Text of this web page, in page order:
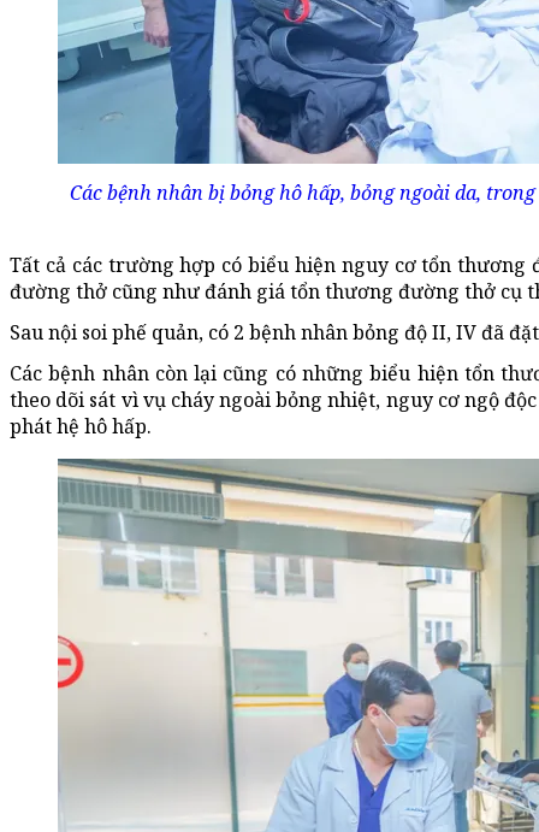
Các bệnh nhân bị bỏng hô hấp, bỏng ngoài da,
Tất cả các trường hợp có biểu hiện nguy cơ tổn thương
đường thở cũng như đánh giá tổn thương đường thở cụ
Sau nội soi phế quản, có 2 bệnh nhân bỏng độ II, IV đã
Các bệnh nhân còn lại cũng có những biểu hiện tổn
theo dõi sát vì vụ cháy ngoài bỏng nhiệt, nguy cơ ngộ
phát hệ hô hấp.